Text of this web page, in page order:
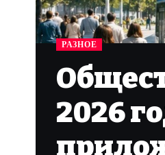
РАЗНОЕ
2026